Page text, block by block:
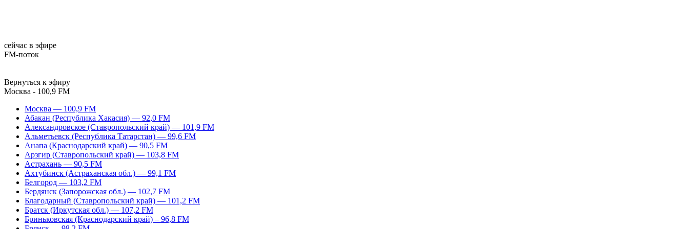
сейчас в эфире
FM-поток
Вернуться к эфиру
Москва - 100,9 FM
Москва — 100,9 FM
Абакан (Республика Хакасия) — 92,0 FM
Александровское (Ставропольский край) — 101,9 FM
Альметьевск (Республика Татарстан) — 99,6 FM
Анапа (Краснодарский край) — 90,5 FM
Арзгир (Ставропольский край) — 103,8 FM
Астрахань — 90,5 FM
Ахтубинск (Астраханская обл.) — 99,1 FM
Белгород — 103,2 FM
Бердянск (Запорожская обл.) — 102,7 FM
Благодарный (Ставропольский край) — 101,2 FM
Братск (Иркутская обл.) — 107,2 FM
Бриньковская (Краснодарский край) – 96,8 FM